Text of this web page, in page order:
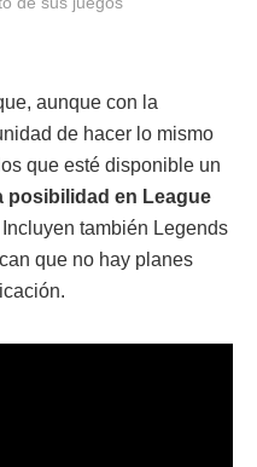
aunque con la
de hacer lo mismo
que esté disponible un
posibilidad en League
Incluyen también Legends
que no hay planes